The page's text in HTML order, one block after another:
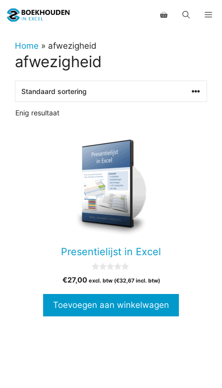
naar
inhoudHome » afwezigheid
afwezigheid
Enig resultaat
Presentielijst in Excel
v
5
€27,00 excl. btw (€32,67incl. btw)
Toevoegen aan winkelwagen